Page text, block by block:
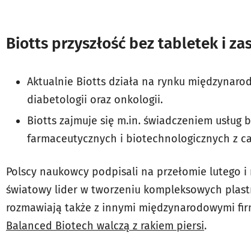
Biotts przyszłość bez tabletek i
Aktualnie Biotts działa na rynku
diabetologii oraz onkologii.
Biotts zajmuje się m.in. świadczeniem
farmaceutycznych i biotechnologicznych z
Polscy naukowcy podpisali na przełomie lutego i
światowy lider w tworzeniu kompleksowych
rozmawiają także z innymi międzynarodowymi
Balanced Biotech walczą z rakiem piersi.